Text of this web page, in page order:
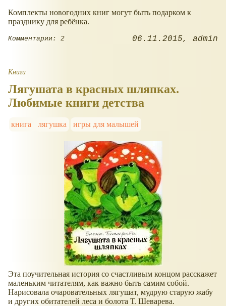
Комплекты новогодних книг могут быть подарком к
празднику для ребёнка.
Комментарии: 2 06.11.2015 admin
Книги
Лягушата в красных шляпках.
Любимые книги детства
книга лягушка игры для малышей
Эта поучительная история со счастливым концом расскажет
маленьким читателям, как важно быть самим собой.
Нарисовала очаровательных лягушат, мудрую старую жабу
и других обитателей леса и болота Т. Шеварева.